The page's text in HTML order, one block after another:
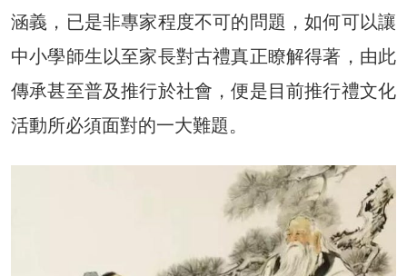
涵義，已是非專家程度不可的問題，如何可以讓
中小學師生以至家長對古禮真正瞭解得著，由此
傳承甚至普及推行於社會，便是目前推行禮文化
活動所必須面對的一大難題。